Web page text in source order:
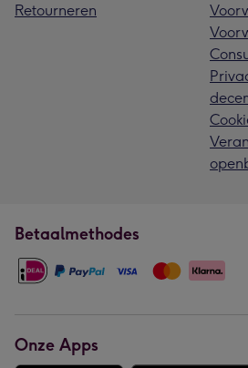
Retourneren
Betaalmethodes
Onze Apps